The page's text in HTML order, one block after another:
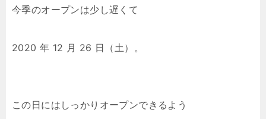
今季のオープンは少し遅くて
2020 年 12 月 26 日（土）。
この日にはしっかりオープンできるよう